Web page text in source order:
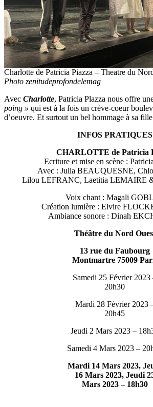
Charlotte de Patricia Piazza – Theatre du
Photo zenitudeprofondelemag
Avec Charlotte, Patricia Plazza nous offre
poing » qui est à la fois un crève-coeur
d’oeuvre. Et surtout un bel hommage à sa
INFOS PRATIQUES
CHARLOTTE de Patricia
Ecriture et mise en scène :
Avec : Julia BEAUQUESNE,
Lilou LEFRANC, Laetitia LEMAIRE
Voix chant : Magali
Création lumière : Elvire
Ambiance sonore : Dinah
Théâtre du Nord
13 rue du Faubourg
Montmartre 75009
Samedi 25 Février 2023
20h30
Mardi 28 Février 2023
20h45
Jeudi 2 Mars 2023 –
Samedi 4 Mars 2023 –
Mardi 14 Mars 2023,
16 Mars 2023, Jeudi
Mars 2023 – 18h30